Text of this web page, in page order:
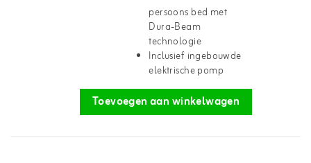
persoons bed met
Dura-Beam
technologie
Inclusief ingebouwde
elektrische pomp
Toevoegen aan winkelwagen